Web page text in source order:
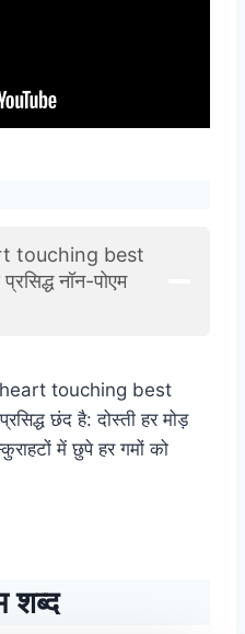
touching best
नॉन-पोएम
touching best
छंद है: दोस्ती हर मोड़
में छुपे हर गमों को
शब्द